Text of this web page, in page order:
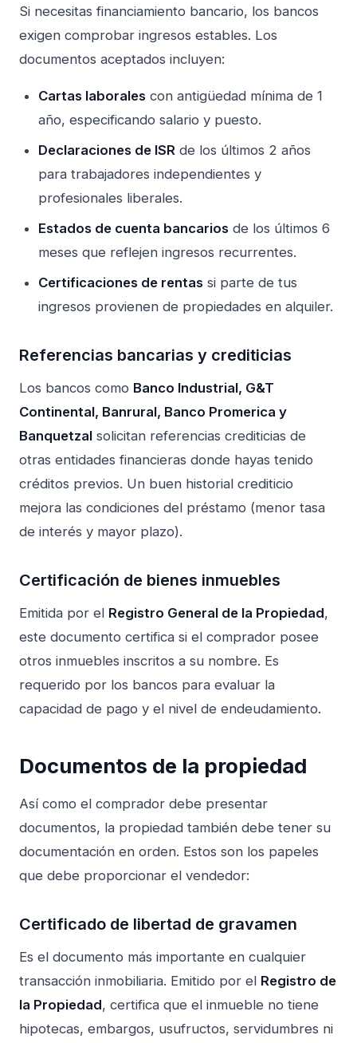
Si necesitas financiamiento bancario, los bancos
exigen comprobar ingresos estables. Los
documentos aceptados incluyen:
Cartas laborales con antigüedad mínima de 1
año, especificando salario y puesto.
Declaraciones de ISR de los últimos 2 años
para trabajadores independientes y
profesionales liberales.
Estados de cuenta bancarios de los últimos 6
meses que reflejen ingresos recurrentes.
Certificaciones de rentas si parte de tus
ingresos provienen de propiedades en alquiler.
Referencias bancarias y crediticias
Los bancos como Banco Industrial, G&T
Continental, Banrural, Banco Promerica y
Banquetzal solicitan referencias crediticias de
otras entidades financieras donde hayas tenido
créditos previos. Un buen historial crediticio
mejora las condiciones del préstamo (menor tasa
de interés y mayor plazo).
Certificación de bienes inmuebles
Emitida por el Registro General de la Propiedad,
este documento certifica si el comprador posee
otros inmuebles inscritos a su nombre. Es
requerido por los bancos para evaluar la
capacidad de pago y el nivel de endeudamiento.
Documentos de la propiedad
Así como el comprador debe presentar
documentos, la propiedad también debe tener su
documentación en orden. Estos son los papeles
que debe proporcionar el vendedor:
Certificado de libertad de gravamen
Es el documento más importante en cualquier
transacción inmobiliaria. Emitido por el Registro de
la Propiedad, certifica que el inmueble no tiene
hipotecas, embargos, usufructos, servidumbres ni